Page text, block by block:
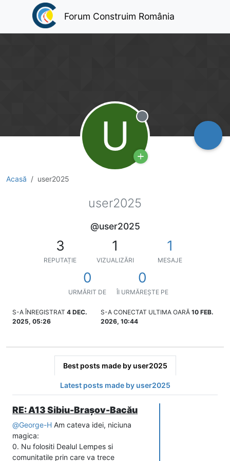
Forum Construim România
Acasă user2025
U Deconectat
user2025
@user2025
3
REPUTAȚIE
1
VIZUALIZĂRI
1
MESAJE
0
URMĂRIT DE
0
ÎI URMĂREȘTE PE
S-A ÎNREGISTRAT 4 DEC.
2025, 05:26
S-A CONECTAT ULTIMA OARĂ 10 FEB.
2026, 10:44
Best posts made by user2025
Latest posts made by user2025
RE: A13 Sibiu-Brașov-Bacău
@George-H Am cateva idei, niciuna
magica:
0. Nu folositi Dealul Lempes si
comunitatile prin care va trece